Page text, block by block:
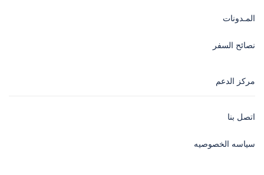
المـدونات
نصائح السفر
مركز الدعم
اتصل بنا
سياسه الخصوصيه